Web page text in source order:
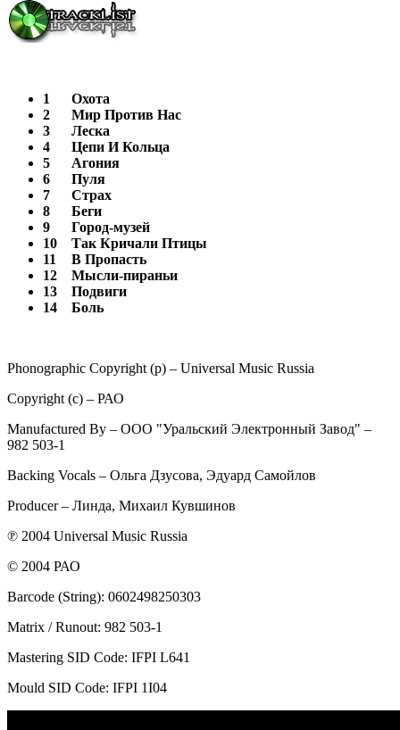
1
Охота
2
Мир Против Нас
3
Леска
4
Цепи И Кольца
5
Агония
6
Пуля
7
Страх
8
Беги
9
Город-музей
10
Так Кричали Птицы
11
В Пропасть
12
Мысли-пираньи
13
Подвиги
14
Боль
Phonographic Copyright (p) – Universal Music Russia
Copyright (c) – РАО
Manufactured By – ООО "Уральский Электронный Завод" –
982 503-1
Backing Vocals – Ольга Дзусова, Эдуард Самойлов
Producer – Линда, Михаил Кувшинов
℗ 2004 Universal Music Russia
© 2004 РАО
Barcode (String): 0602498250303
Matrix / Runout: 982 503-1
Mastering SID Code: IFPI L641
Mould SID Code: IFPI 1I04